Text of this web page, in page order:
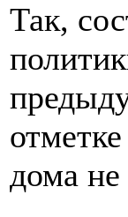
Так,
дома